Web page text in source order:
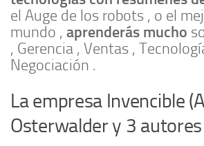
el Auge de los robots , o el
mundo , aprenderás mucho
, Gerencia , Ventas ,
Negociación .
La empresa Invencible
Osterwalder y 3